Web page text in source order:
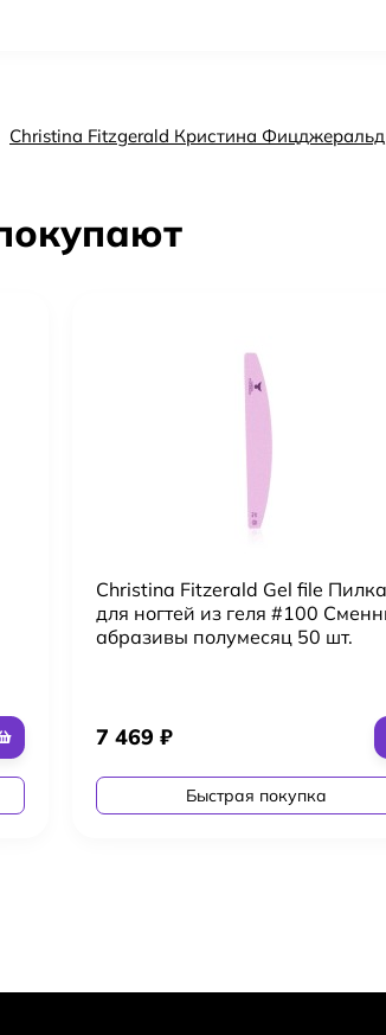
Christina Fitzgerald Кристина
Christina Fitzerald Gel file Пилка
для ногтей из геля #100
абразивы полумесяц 50 шт.
7 469 ₽
Быстрая покупка